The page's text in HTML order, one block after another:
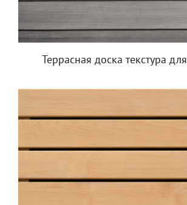
Террасная доска текстура